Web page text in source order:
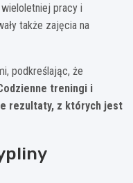
pracy i
także zajęcia na
podkreślając, że
treningi i
rezultaty, z których jest